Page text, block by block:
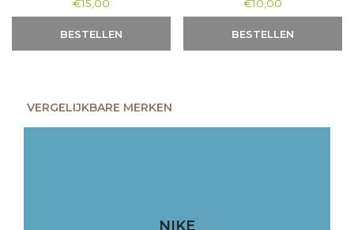
€15,00
BESTELLEN
€10,00
BESTELLEN
VERGELIJKBARE MERKEN
NIKE